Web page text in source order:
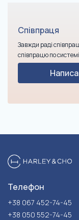
Співпраця
Завжди раді
співпрацю по
Телефон
+38 067 452-74-45
+38 050 552-74-45